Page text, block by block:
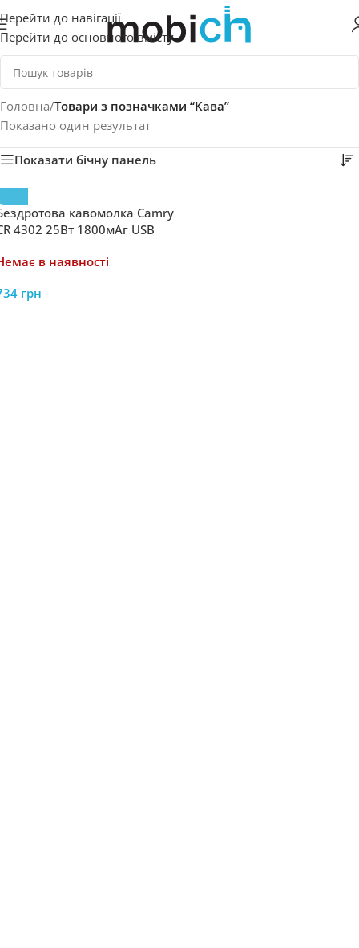
Перейти до навігації
Перейти до основного вмісту
Головна/Товари з позначками “Кава”
Показано один результат
Показати бічну панель
кавомолка Camry
4302 25Вт 1800мАг USB
в наявності
грн